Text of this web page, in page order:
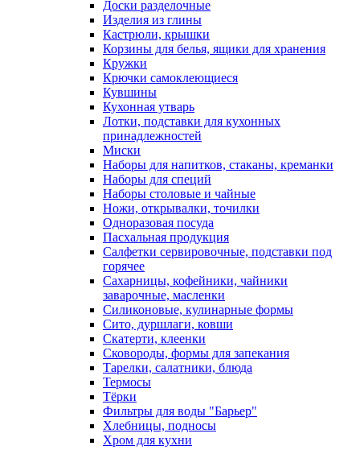
Доски разделочные
Изделия из глины
Кастрюли, крышки
Корзины для белья, ящики для хранения
Кружки
Крючки самоклеющиеся
Кувшины
Кухонная утварь
Лотки, подставки для кухонных
принадлежностей
Миски
Наборы для напитков, стаканы, креманки
Наборы для специй
Наборы столовые и чайные
Ножи, открывалки, точилки
Одноразовая посуда
Пасхальная продукция
Салфетки сервировочные, подставки под
горячее
Сахарницы, кофейники, чайники
заварочные, масленки
Силиконовые, кулинарные формы
Сито, дуршлаги, ковши
Скатерти, клеенки
Сковороды, формы для запекания
Тарелки, салатники, блюда
Термосы
Тёрки
Фильтры для воды "Барьер"
Хлебницы, подносы
Хром для кухни